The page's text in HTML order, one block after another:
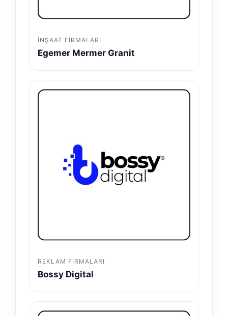
İNŞAAT FIRMALARI
Egemer Mermer Granit
REKLAM FIRMALARI
Bossy Digital